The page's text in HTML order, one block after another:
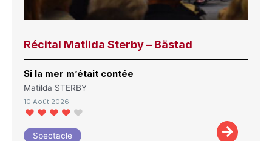
Récital Matilda Sterby – Bästad
Si la mer m’était contée
Matilda STERBY
10 Août 2026
Spectacle